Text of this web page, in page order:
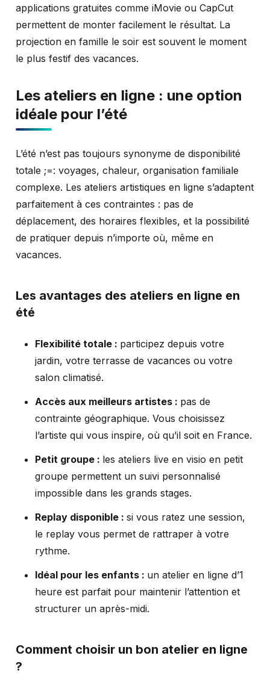
applications gratuites comme iMovie ou CapCut
permettent de monter facilement le résultat. La
projection en famille le soir est souvent le moment
le plus festif des vacances.
Les ateliers en ligne : une option
idéale pour l’été
L’été n’est pas toujours synonyme de disponibilité
totale ;=: voyages, chaleur, organisation familiale
complexe. Les ateliers artistiques en ligne s’adaptent
parfaitement à ces contraintes : pas de
déplacement, des horaires flexibles, et la possibilité
de pratiquer depuis n’importe où, même en
vacances.
Les avantages des ateliers en ligne en
été
Flexibilité totale : participez depuis votre
jardin, votre terrasse de vacances ou votre
salon climatisé.
Accès aux meilleurs artistes : pas de
contrainte géographique. Vous choisissez
l’artiste qui vous inspire, où qu’il soit en France.
Petit groupe : les ateliers live en visio en petit
groupe permettent un suivi personnalisé
impossible dans les grands stages.
Replay disponible : si vous ratez une session,
le replay vous permet de rattraper à votre
rythme.
Idéal pour les enfants : un atelier en ligne d’1
heure est parfait pour maintenir l’attention et
structurer un après-midi.
Comment choisir un bon atelier en ligne
?